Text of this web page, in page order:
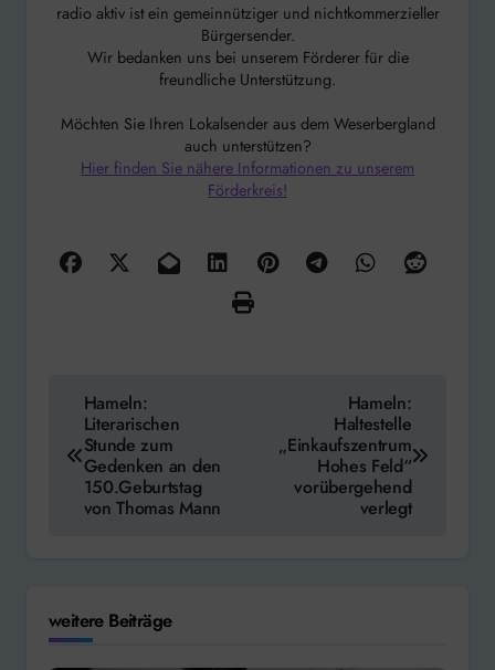
radio aktiv ist ein gemeinnütziger und nichtkommerzieller
Bürgersender.
Wir bedanken uns bei unserem Förderer für die
freundliche Unterstützung.
Möchten Sie Ihren Lokalsender aus dem Weserbergland
auch unterstützen?
Hier finden Sie nähere Informationen zu unserem
Förderkreis!
Hameln:
Literarischen
Stunde zum
Gedenken an den
150.Geburtstag
von Thomas Mann
Hameln:
Haltestelle
„Einkaufszentrum
Hohes Feld“
vorübergehend
verlegt
weitere Beiträge